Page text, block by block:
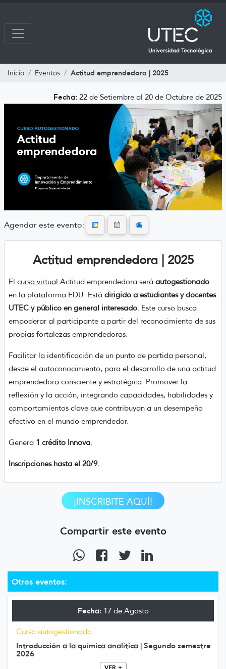
Inicio Eventos Actitud emprendedora | 2025
Otros eventos:
Fecha:17 de Agosto
Curso autogestionado
Introducción a la química analítica | Segundo semestre
2026
VER +
Fecha: 22 de Setiembre al 20 de Octubre de 2025
Agendar este evento:
Actitud emprendedora | 2025
El curso virtual Actitud emprendedora será autogestionado
en la plataforma EDU. Está dirigido a estudiantes y docentes
UTEC y público en general interesado. Este curso busca
empoderar al participante a partir del reconocimiento de sus
propias fortalezas emprendedoras.
Facilitar la identificación de un punto de partida personal,
desde el autoconocimiento, para el desarrollo de una actitud
emprendedora consciente y estratégica. Promover la
reflexión y la acción, integrando capacidades, habilidades y
comportamientos clave que contribuyan a un desempeño
efectivo en el mundo emprendedor.
Genera 1 crédito Innova.
Inscripciones hasta el 20/9.
¡INSCRIBITE AQUÍ!
Compartir este evento